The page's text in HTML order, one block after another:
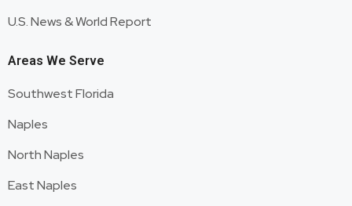
U.S. News & World Report
Areas We Serve
Southwest Florida
Naples
North Naples
East Naples